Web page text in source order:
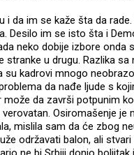
i da im se kaže šta da
Desilo im se isto šta i
neko dobije izbore onda
stranke u drugu. Razlika sa
su kadrovi mnogo
da nađe ljude s
može da završi potpunim
Osiromašenje je
mislila sam da će zbog
održavati balon, ali stvari